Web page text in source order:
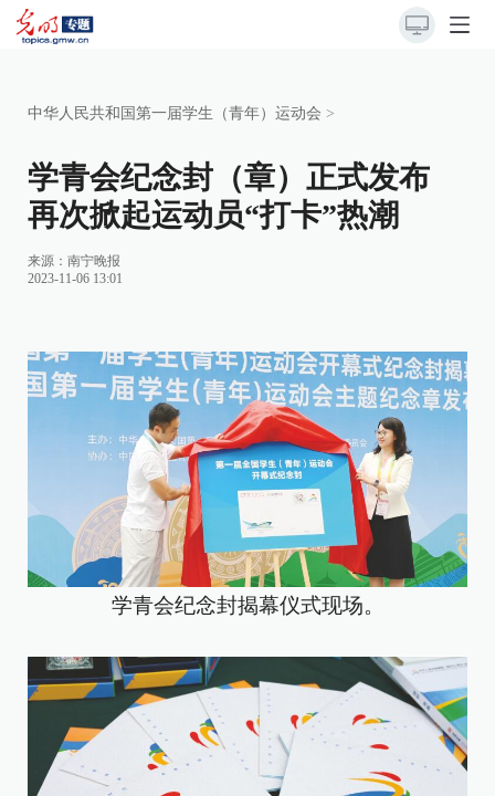
中华人民共和国第一届学生（青年）运动会 >
学青会纪念封（章）正式发布
再次掀起运动员“打卡”热潮
来源：南宁晚报
2023-11-06 13:01
学青会纪念封揭幕仪式现场。